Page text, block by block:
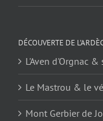
DÉCOUVERTE DE
L'Aven d'Orgnac &
Le Mastrou & le
Mont Gerbier de